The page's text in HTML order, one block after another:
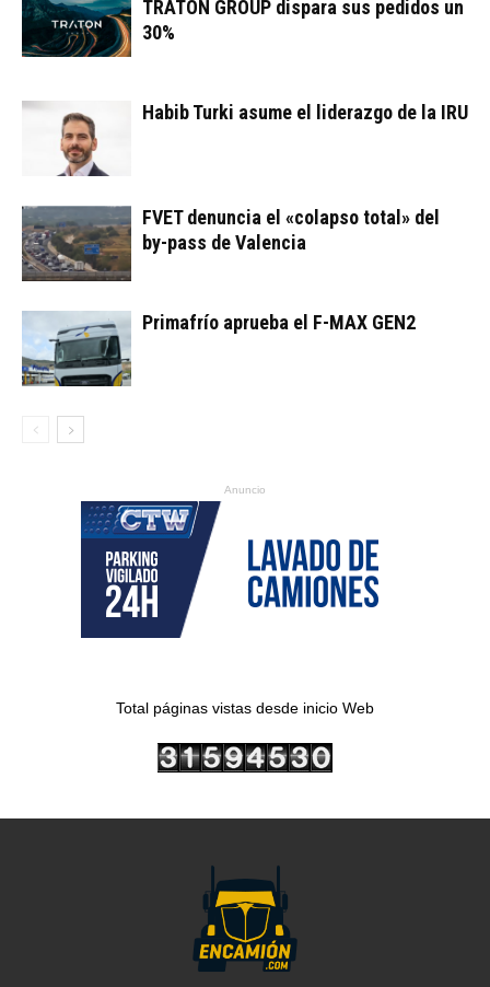
TRATON GROUP dispara sus pedidos un
30%
Habib Turki asume el liderazgo de la IRU
FVET denuncia el «colapso total» del
by-pass de Valencia
Primafrío aprueba el F-MAX GEN2
Anuncio
Total páginas vistas desde inicio Web